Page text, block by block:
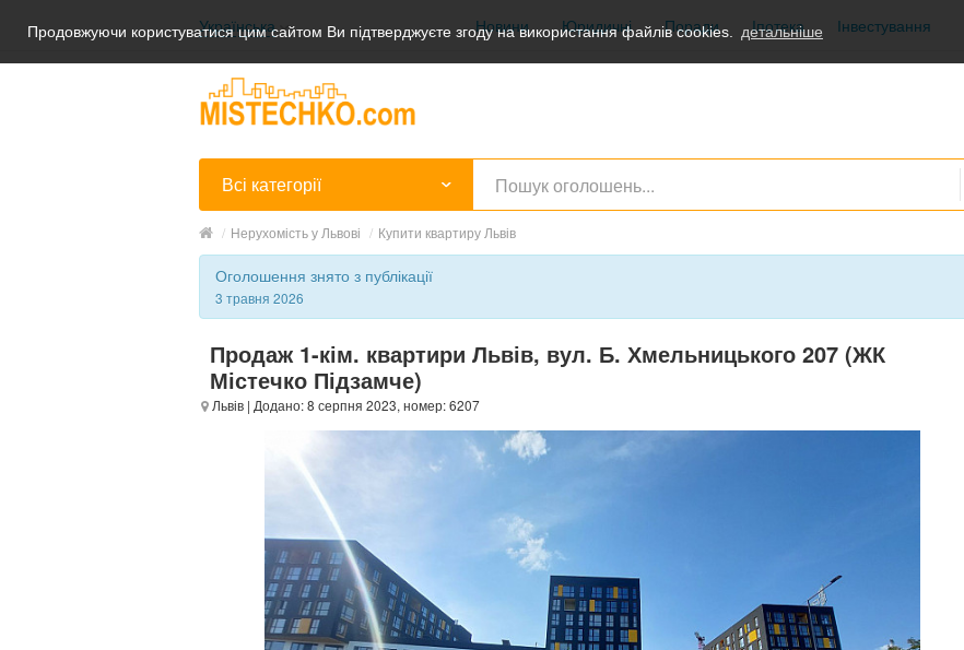
Продовжуючи користуватися цим сайтом Ви підтверджуєте згоду на використання файлів cookies. детальніше
Українська
Українська
Русский
Новини Юридичні Поради Іпотека Інвестування
Всі категорії
/ Нерухомість у Львові / Купити квартиру Львів
Оголошення знято з публікації
3 травня 2026
Продаж 1-кім. квартири Львів, вул. Б. Хмельницького 207 (ЖК
Містечко Підзамче)
Львів | Додано: 8 серпня 2023, номер: 6207